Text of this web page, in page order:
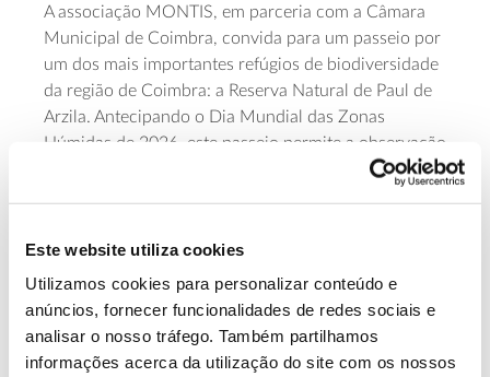
Este website utiliza cookies
Utilizamos cookies para personalizar conteúdo e
anúncios, fornecer funcionalidades de redes sociais e
analisar o nosso tráfego. Também partilhamos
informações acerca da utilização do site com os nossos
A associação MONTIS, em parceria com a Câmara
Municipal de Coimbra, convida para um passeio por
um dos mais importantes refúgios de biodiversidade
da região de Coimbra: a Reserva Natural de Paul de
Arzila. Antecipando o Dia Mundial das Zonas
Húmidas de 2026, este passeio permite a observação
, da sua
O ponto de encontro está marcado às 10h00, no
Centro de Interpretação desta Reserva.
Saiba mais